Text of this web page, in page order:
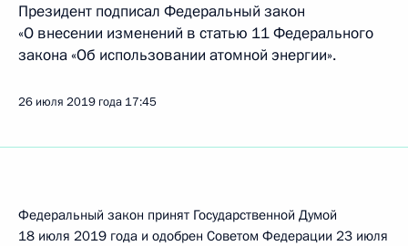
Президент подписал Федеральный закон
«О внесении изменений в статью 11 Федерального
закона «Об использовании атомной энергии».
26 июля 2019 года 17:45
Федеральный закон принят Государственной Думой
18 июля 2019 года и одобрен Советом Федерации 23 июля